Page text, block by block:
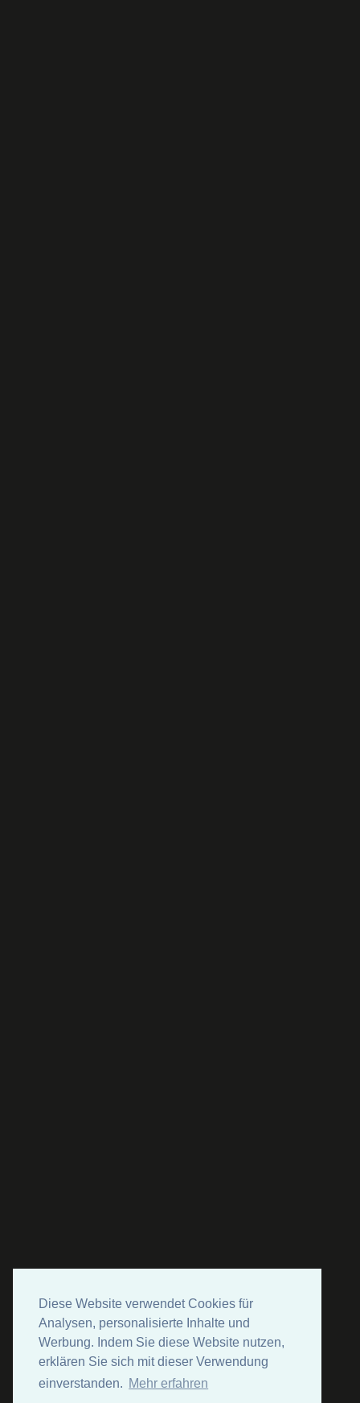
Diese Website verwendet Cookies für
Analysen, personalisierte Inhalte und
Werbung. Indem Sie diese Website nutzen,
erklären Sie sich mit dieser Verwendung
einverstanden. Mehr erfahren